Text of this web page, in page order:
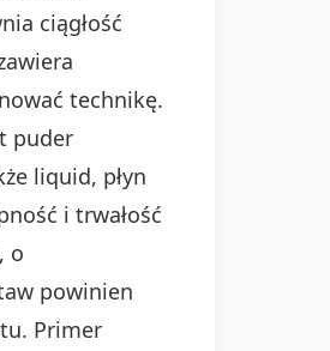
ciągłość
technikę.
puder
liquid, płyn
i trwałość
o
powinien
Primer